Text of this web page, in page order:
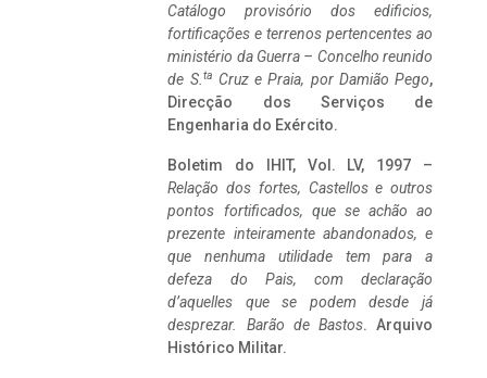
Catálogo provisório dos edificios,
fortificações e terrenos pertencentes ao
ministério da Guerra – Concelho reunido
de S. ta Cruz e Praia, por Damião Pego,
Direcção dos Serviços de
Engenharia do Exército.
Boletim do IHIT, Vol. LV, 1997 –
Relação dos fortes, Castellos e outros
pontos fortificados, que se achão ao
prezente inteiramente abandonados, e
que nenhuma utilidade tem para a
defeza do Pais, com declaração
d’aquelles que se podem desde já
desprezar. Barão de Bastos. Arquivo
Histórico Militar.